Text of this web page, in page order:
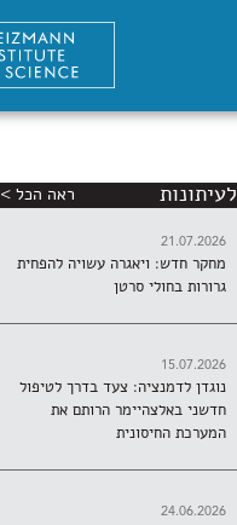
ראה הכל >
21.07.2026
מחקר חדש: ויאגרה עשויה להפחית
גרורות בחולי סרטן
15.07.2026
נוגדן לדמנציה: צעד בדרך לטיפול
חדשני באלצהיימר הרותם את
המערכת החיסונית
24.06.2026